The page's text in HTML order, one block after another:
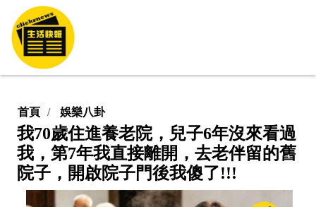
首頁 娛樂八卦
我70歲住進養老院，兒子6年沒來看過
我，第7年我直接離開，去老伴留的舊
院子，開啟院子門後我傻了!!!